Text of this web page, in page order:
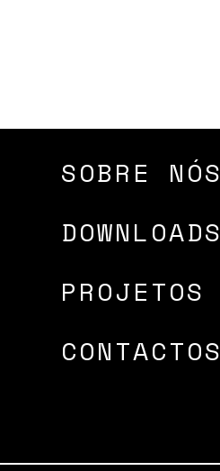
SOBRE NÓS
DOWNLOADS
PROJETOS
CONTACTOS